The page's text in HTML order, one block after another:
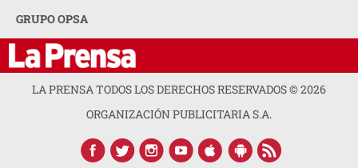
GRUPO OPSA
LA PRENSA TODOS LOS DERECHOS RESERVADOS ©2026
ORGANIZACIÓN PUBLICITARIA S.A.